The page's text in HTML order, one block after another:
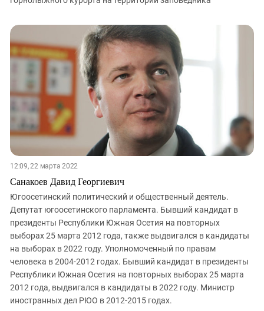
12:09, 22 марта 2022
Санакоев Давид Георгиевич
Югоосетинский политический и общественный деятель.
Депутат югоосетинского парламента. Бывший кандидат в
президенты Республики Южная Осетия на повторных
выборах 25 марта 2012 года, также выдвигался в кандидаты
на выборах в 2022 году. Уполномоченный по правам
человека в 2004-2012 годах. Бывший кандидат в президенты
Республики Южная Осетия на повторных выборах 25 марта
2012 года, выдвигался в кандидаты в 2022 году. Министр
иностранных дел РЮО в 2012-2015 годах.